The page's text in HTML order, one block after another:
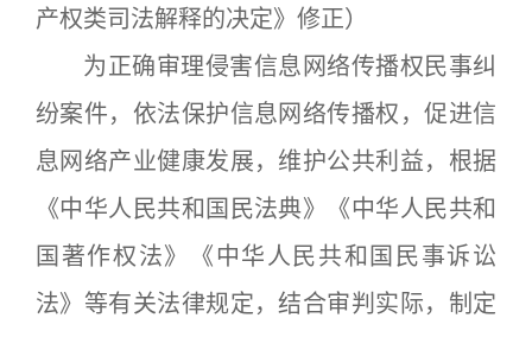
产权类司法解释的决定》修正）
为正确审理侵害信息网络传播权民事纠
纷案件，依法保护信息网络传播权，促进信
息网络产业健康发展，维护公共利益，根据
《中华人民共和国民法典》《中华人民共和
国著作权法》《中华人民共和国民事诉讼
法》等有关法律规定，结合审判实际，制定